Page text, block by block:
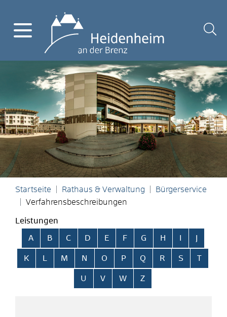
Startseite Rathaus & Verwaltung
Bürgerservice
Verfahrensbeschreibungen
Leistungen
Alphabetisches Register überspringen
A B C D E F G H
K L M N O P Q R S T
U V W Z